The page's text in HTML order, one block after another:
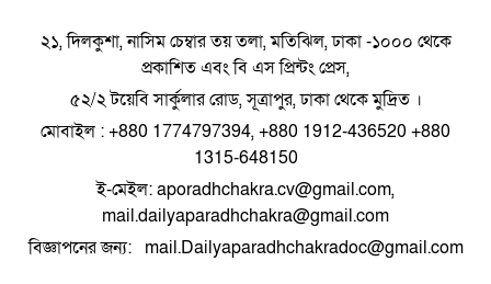
২১, দিলকুশা, নাসিম চেম্বার তয় তলা, মতিঝিল, ঢাকা -১০০০ থেকে
প্রকাশিত এবং বি এস প্রিন্টং প্রেস,
৫২/২ টয়েবি সার্কুলার রোড, সূত্রাপুর, ঢাকা থেকে মুদ্রিত ।
মোবাইল : +880 1774797394, +880 1912-436520 +880
1315-648150
ই-মেইল: aporadhchakra.cv@gmail.com,
mail.dailyaparadhchakra@gmail.com
বিজ্ঞাপনের জন্য: mail.Dailyaparadhchakradoc@gmail.com